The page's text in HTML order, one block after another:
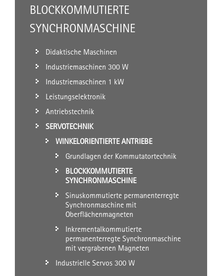
BLOCKKOMMUTIERTE
SYNCHRONMASCHINE
Didaktische Maschinen
Industriemaschinen 300 W
Industriemaschinen 1 kW
Leistungselektronik
Antriebstechnik
SERVOTECHNIK
WINKELORIENTIERTE ANTRIEBE
Grundlagen der Kommutatortechnik
BLOCKKOMMUTIERTE
SYNCHRONMASCHINE
Sinuskommutierte permanenterregte
Synchronmaschine mit
Oberflächenmagneten
Inkrementalkommutierte
permanenterregte Synchronmaschine
mit vergrabenen Magneten
Industrielle Servos 300 W